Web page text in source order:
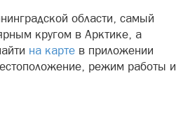
области, самый
кругом в Арктике, а
на карте в приложении
режим работы и